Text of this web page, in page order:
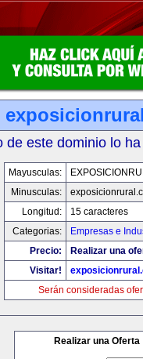
de este dominio lo
Mayusculas:
Minusculas:
Longitud:
15 caracteres
Categorias:
Empresas e
Precio:
Realizar una
Visitar!
Serán consideradas
Realizar una Oferta